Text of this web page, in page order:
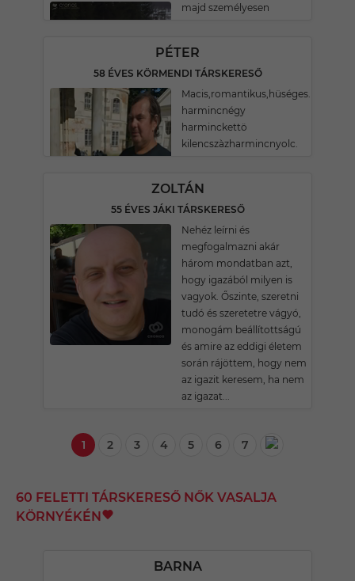
majd személyesen
PÉTER
58 ÉVES KÖRMENDI TÁRSKERESŐ
Macis,romantikus,hüséges.Hetven
harmincnégy
harminckettö
kilencszàzharmincnyolc.
ZOLTÁN
55 ÉVES JÁKI TÁRSKERESŐ
Nehéz leírni és
megfogalmazni akár
három mondatban azt,
hogy igazából milyen is
vagyok. Őszinte, szeretni
tudó és szeretetre vágyó,
monogám beállítottságú
és amire az eddigi életem
során rájöttem, hogy nem
az igazit keresem, ha nem
az igazat...
1 2 3 4 5 6 7
60 FELETTI TÁRSKERESŐ NŐK VASALJA
KÖRNYÉKÉN
BARNA